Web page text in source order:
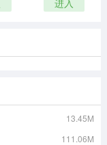
进入
13.45M
111.06M